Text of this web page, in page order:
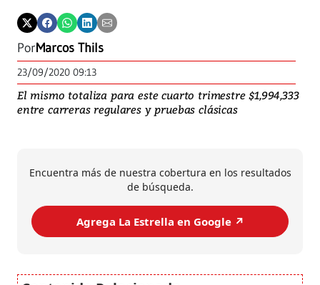
PorMarcos Thils
23/09/2020 09:13
El mismo totaliza para este cuarto trimestre $1,994,333
entre carreras regulares y pruebas clásicas
Encuentra más de nuestra cobertura en los resultados
de búsqueda.
Agrega La Estrella en Google ↗️